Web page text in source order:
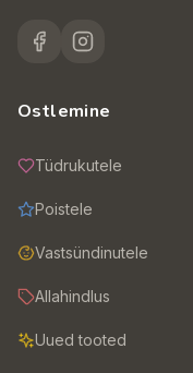
Ostlemine
Tüdrukutele
Poistele
Vastsündinutele
Allahindlus
Uued tooted